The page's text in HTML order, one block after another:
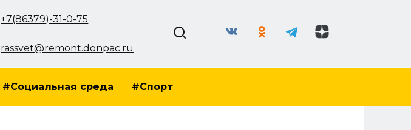
+7(86379)-31-0-75
rassvet@remont.donpac.ru
#Социальная среда #Спорт